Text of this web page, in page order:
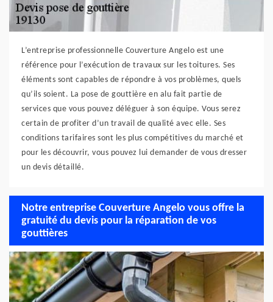
L’entreprise professionnelle Couverture Angelo est une
référence pour l’exécution de travaux sur les toitures. Ses
éléments sont capables de répondre à vos problèmes, quels
qu’ils soient. La pose de gouttière en alu fait partie de
services que vous pouvez déléguer à son équipe. Vous serez
certain de profiter d’un travail de qualité avec elle. Ses
conditions tarifaires sont les plus compétitives du marché et
pour les découvrir, vous pouvez lui demander de vous dresser
un devis détaillé.
Notre entreprise Couverture Angelo vous offre la
gratuité du devis pour la réparation de vos
gouttières